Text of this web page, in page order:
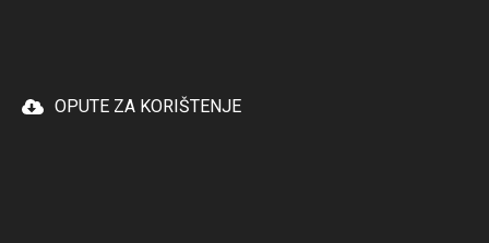
OPUTE ZA KORIŠTENJE